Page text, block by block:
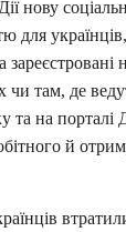
нову
для
зареєстровані
чи там, де
та на порталі
й